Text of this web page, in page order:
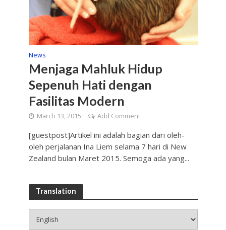
News
Menjaga Mahluk Hidup
Sepenuh Hati dengan
Fasilitas Modern
March 13, 2015 Add Comment
[guestpost]Artikel ini adalah bagian dari oleh-
oleh perjalanan Ina Liem selama 7 hari di New
Zealand bulan Maret 2015. Semoga ada yang...
Translation